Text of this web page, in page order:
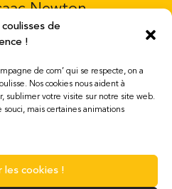
de
!
de com’ qui se respecte, on a
Nos cookies nous aident à
sublimer votre visite sur notre site web.
souci, mais certaines animations
les cookies !
Newton
4
Albi
22-08-32
samedi de 8h à 19h
légales